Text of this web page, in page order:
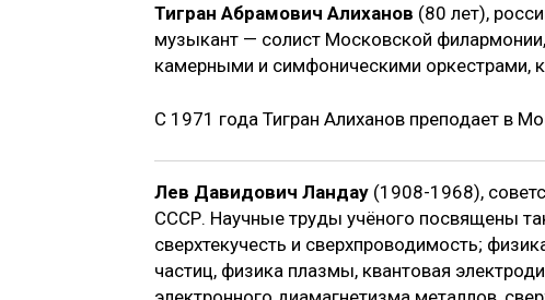
Тигран Абрамович Алиханов (80 лет),
музыкант — солист Московской
камерными и симфоническими оркестрами,
С 1971 года Тигран Алиханов преподает в
Лев Давидович Ландау (1908-1968),
СССР. Научные труды учёного посвящены
сверхтекучесть и сверхпроводимость;
частиц, физика плазмы, квантовая